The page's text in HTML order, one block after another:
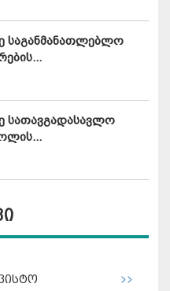
საგანმანათლებლო
სათავგადასავლო
>>